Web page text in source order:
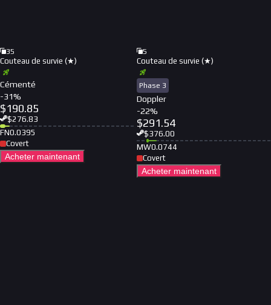
35
Couteau de survie (★)
Cémenté
-31%
$190.85
$276.83
FN0.0395
Covert
Acheter maintenant
5
Couteau de survie (★)
Phase 3
Doppler
-22%
$291.54
$376.00
MW0.0744
Covert
Acheter maintenant